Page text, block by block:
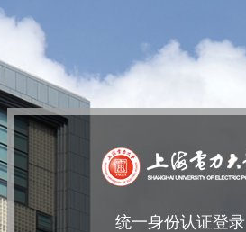
统一身份认证登录